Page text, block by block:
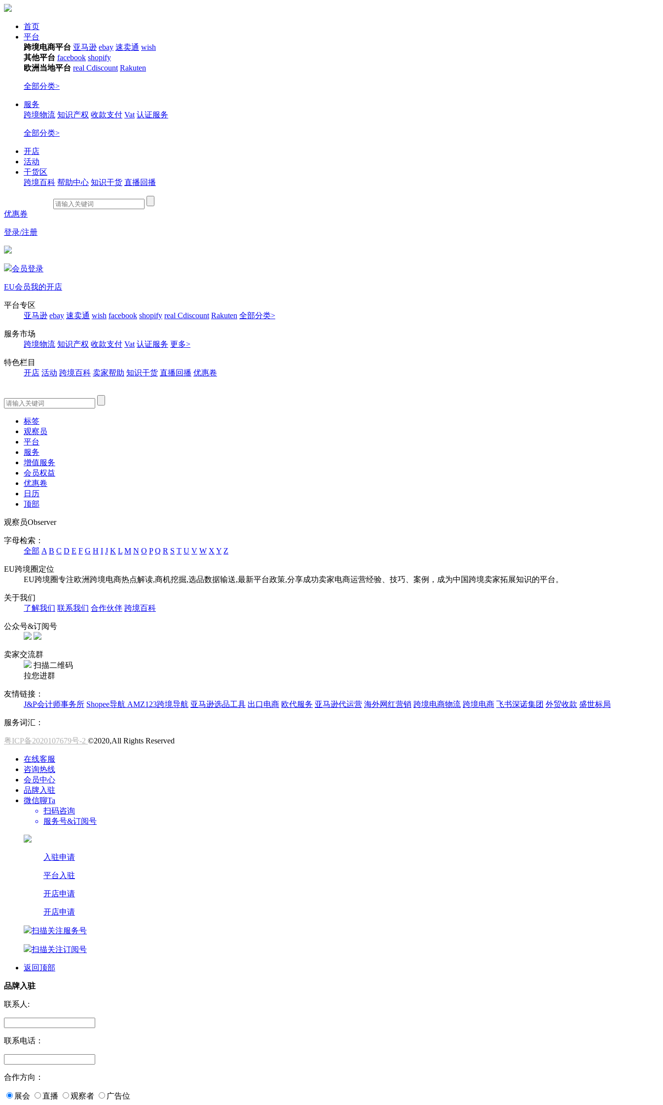
首页
平台
跨境电商平台 亚马逊 ebay 速卖通 wish
其他平台 facebook shopify
欧洲当地平台 real Cdiscount Rakuten
全部分类>
服务
跨境物流 知识产权 收款支付 Vat 认证服务
全部分类>
开店
活动
干货区
跨境百科 帮助中心 知识干货 直播回播
优惠券
登录/注册
会员登录
EU会员我的开店
平台专区
亚马逊 ebay 速卖通 wish facebook shopify real Cdiscount Rakuten 全部分类>
服务市场
跨境物流 知识产权 收款支付 Vat 认证服务 更多>
特色栏目
开店 活动 跨境百科 卖家帮助 知识干货 直播回播 优惠卷
标签
观察员
平台
服务
增值服务
会员权益
优惠卷
日历
顶部
观察员Observer
字母检索：
全部 A B C D E F G H I J K L M N O P Q R S T U V W X Y Z
EU跨境圈定位
EU跨境圈专注欧洲跨境电商热点解读,商机挖掘,选品数据输送,最新平台政策,分享成功卖家电商运营经验、技巧、案例，成为中国跨境卖家拓展知识的平台。
关于我们
了解我们 联系我们 合作伙伴 跨境百科
公众号&订阅号
卖家交流群
扫描二维码
拉您进群
友情链接：
J&P会计师事务所 Shopee导航 AMZ123跨境导航 亚马逊选品工具 出口电商 欧代服务 亚马逊代运营 海外网红营销 跨境电商物流 跨境电商 飞书深诺集团 外贸收款 盛世标局
服务词汇：
粤ICP备2020107679号-2 ©2020,All Rights Reserved
在线客服
咨询热线
会员中心
品牌入驻
微信聊Ta
扫码咨询
服务号&订阅号
入驻申请
平台入驻
开店申请
开店申请
扫描关注服务号
扫描关注订阅号
返回顶部
品牌入驻
联系人:
联系电话：
合作方向：
展会 直播 观察者 广告位